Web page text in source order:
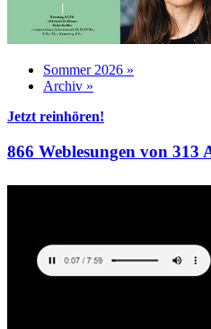
Sommer 2026 »
Archiv »
Jetzt reinhören!
866 Weblesungen von 313